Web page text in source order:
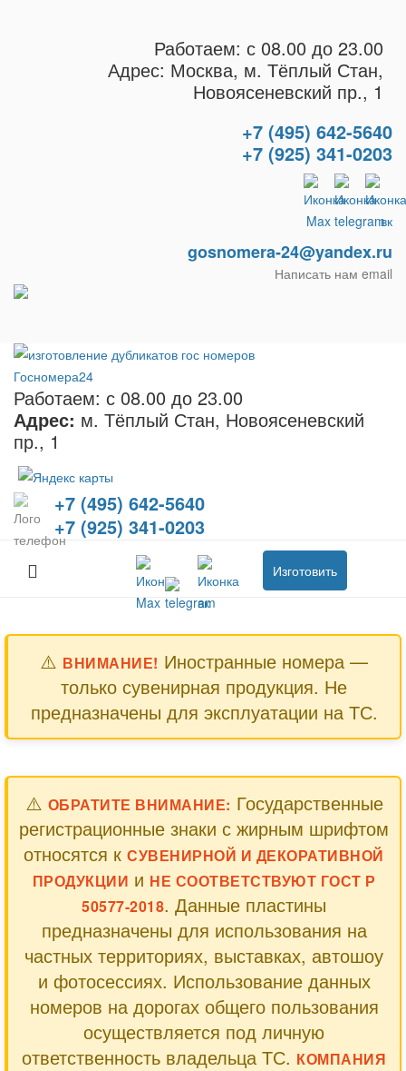
Работаем: с 08.00 до 23.00
Адрес: Москва, м. Тёплый Стан,
Новоясеневский пр., 1
+7 (495) 642-5640
+7 (925) 341-0203
gosnomera-24@yandex.ru
Написать нам email
Работаем: с 08.00 до 23.00
Адрес: м. Тёплый Стан, Новоясеневский
пр., 1
+7 (495) 642-5640
+7 (925) 341-0203
Изготовить
⚠️ ВНИМАНИЕ! Иностранные номера —
только сувенирная продукция. Не
предназначены для эксплуатации на ТС.
⚠️ ОБРАТИТЕ ВНИМАНИЕ: Государственные
регистрационные знаки с жирным шрифтом
относятся кСУВЕНИРНОЙ И ДЕКОРАТИВНОЙ
ПРОДУКЦИИ и НЕ СООТВЕТСТВУЮТ ГОСТ Р
50577-2018. Данные пластины
предназначены для использования на
частных территориях, выставках, автошоу
и фотосессиях. Использование данных
номеров на дорогах общего пользования
осуществляется под личную
ответственность владельца ТС. КОМПАНИЯ